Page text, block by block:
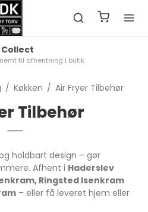
Collect
til afhentning i butik
/ Køkken / Air Fryer Tilbehør
Tilbehør
holdbart design – gør
Afhent i Haderslev
Ringsted Isenkram
– eller få leveret hjem eller